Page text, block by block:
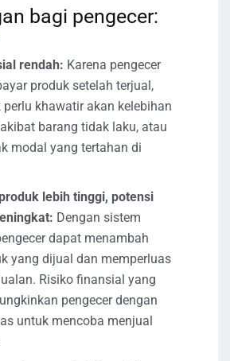
bagi pengecer:
rendah: Karena pengecer
produk setelah terjual,
perlu khawatir akan kelebihan
barang tidak laku, atau
modal yang tertahan di
lebih tinggi, potensi
Dengan sistem
dapat menambah
yang dijual dan memperluas
Risiko finansial yang
pengecer dengan
untuk mencoba menjual